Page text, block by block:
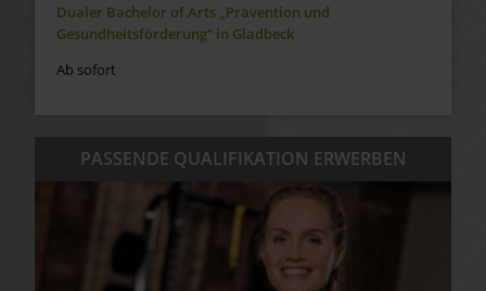
Dualer Bachelor of Arts „Prävention und
Gesundheitsförderung“ in Gladbeck
Ab sofort
PASSENDE QUALIFIKATION ERWERBEN